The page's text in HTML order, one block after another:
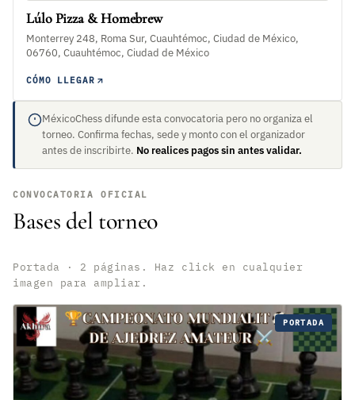
MéxicoChess difunde esta convocatoria pero no organiza el
torneo. Confirma fechas, sede y monto con el organizador
antes de inscribirte. No realices pagos sin antes validar.
CONVOCATORIA OFICIAL
Bases del torneo
Portada · 2 páginas. Haz click en cualquier
imagen para ampliar.
PORTADA
Lúlo Pizza & Homebrew
Monterrey 248, Roma Sur, Cuauhtémoc, Ciudad de México,
06760, Cuauhtémoc, Ciudad de México
CÓMO LLEGAR